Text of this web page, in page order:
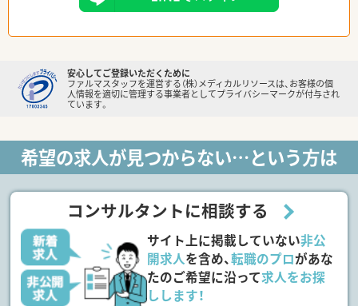
安心してご登録いただくために
ファルマスタッフを運営する（株）メディカルリソースは、お客様の個
人情報を適切に管理する事業者としてプライバシーマークが付与され
ています。
希望の求人が見つからない…という方は
コンサルタントに相談する
サイト上に掲載していない非公
開求人を含め、転職のプロがあな
たのご希望に沿って求人をお探
しします！